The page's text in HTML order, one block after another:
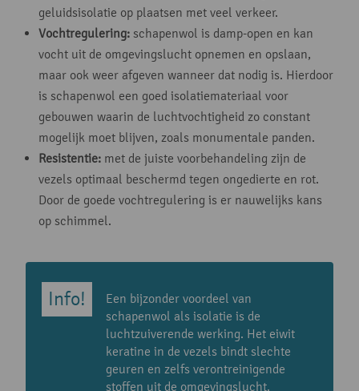
geluidsisolatie op plaatsen met veel verkeer.
Vochtregulering: schapenwol is damp-open en kan
vocht uit de omgevingslucht opnemen en opslaan,
maar ook weer afgeven wanneer dat nodig is. Hierdoor
is schapenwol een goed isolatiemateriaal voor
gebouwen waarin de luchtvochtigheid zo constant
mogelijk moet blijven, zoals monumentale panden.
Resistentie: met de juiste voorbehandeling zijn de
vezels optimaal beschermd tegen ongedierte en rot.
Door de goede vochtregulering is er nauwelijks kans
op schimmel.
Een bijzonder voordeel van
schapenwol als isolatie is de
luchtzuiverende werking. Het eiwit
keratine in de vezels bindt slechte
geuren en zelfs verontreinigende
stoffen uit de omgevingslucht.